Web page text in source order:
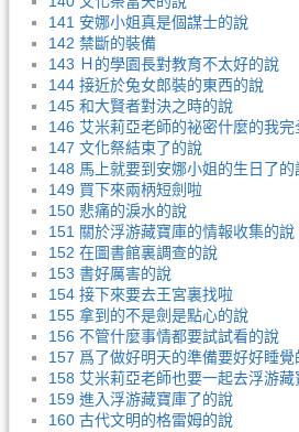
141 安娜小姐真是個謀士的說
142 禁斷的裝備
143 Ｈ的學園長對教育不太好的說
144 接近於兔女郎裝的東西的說
145 和大賢者對決之時的說
146 艾米莉亞老師的祕密什麼的我完
147 文化祭結束了的說
148 馬上就要到安娜小姐的生日了的
149 買下來兩柄短劍啦
150 悲痛的淚水的說
151 關於浮游藏寶庫的情報收集的說
152 在圖書館裏調查的說
153 書好厲害的說
154 接下來要去王宮裏找啦
155 拿到的不是劍是點心的說
156 不管什麼事情都要試試看的說
157 爲了做好明天的準備要好好睡覺
158 艾米莉亞老師也要一起去浮游
159 進入浮游藏寶庫了的說
160 古代文明的格雷姆的說